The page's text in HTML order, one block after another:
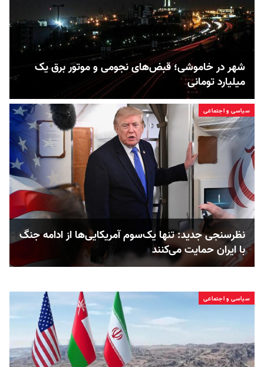
شهر در خاموشی؛ قبض‌های نجومی و موتور برق یک
میلیارد تومانی
سیاسی و اجتماعی
نظرسنجی جدید: تنها یک‌سوم آمریکایی‌ها از ادامه جنگ
با ایران حمایت می‌کنند
سیاسی و اجتماعی